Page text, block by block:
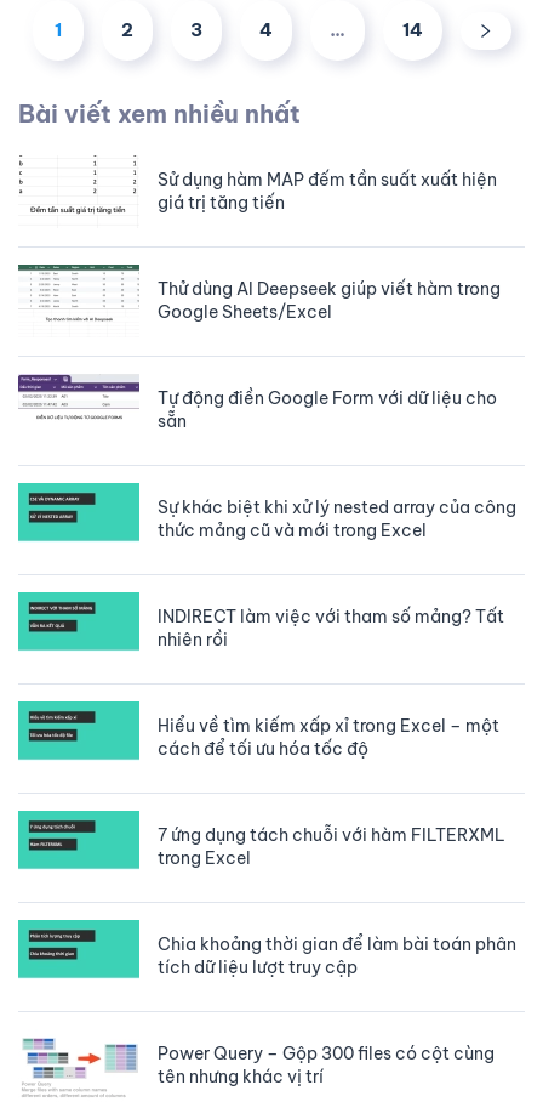
1 2 3 4 … 14
Bài viết xem nhiều nhất
Sử dụng hàm MAP đếm tần suất xuất hiện
giá trị tăng tiến
Thử dùng AI Deepseek giúp viết hàm trong
Google Sheets/Excel
Tự động điền Google Form với dữ liệu cho
sẵn
Sự khác biệt khi xử lý nested array của công
thức mảng cũ và mới trong Excel
INDIRECT làm việc với tham số mảng? Tất
nhiên rồi
Hiểu về tìm kiếm xấp xỉ trong Excel – một
cách để tối ưu hóa tốc độ
7 ứng dụng tách chuỗi với hàm FILTERXML
trong Excel
Chia khoảng thời gian để làm bài toán phân
tích dữ liệu lượt truy cập
Power Query – Gộp 300 files có cột cùng
tên nhưng khác vị trí